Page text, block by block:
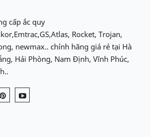
cấp ắc quy
Rocket, Trojan,
newmax.. chính hãng giá rẻ tại Hà
Hải Phòng, Nam Định, Vĩnh Phúc,